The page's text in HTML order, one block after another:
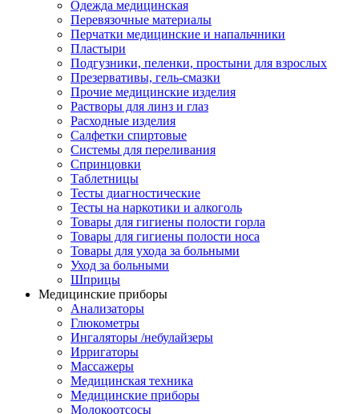
Одежда медицинская
Перевязочные материалы
Перчатки медицинские и напальчники
Пластыри
Подгузники, пеленки, простыни для взрослых
Презервативы, гель-смазки
Прочие медицинские изделия
Растворы для линз и глаз
Расходные изделия
Салфетки спиртовые
Системы для переливания
Спринцовки
Таблетницы
Тесты диагностические
Тесты на наркотики и алкоголь
Товары для гигиены полости горла
Товары для гигиены полости носа
Товары для ухода за больными
Уход за больными
Шприцы
Медицинские приборы
Анализаторы
Глюкометры
Ингаляторы /небулайзеры
Ирригаторы
Массажеры
Медицинская техника
Медицинские приборы
Молокоотсосы